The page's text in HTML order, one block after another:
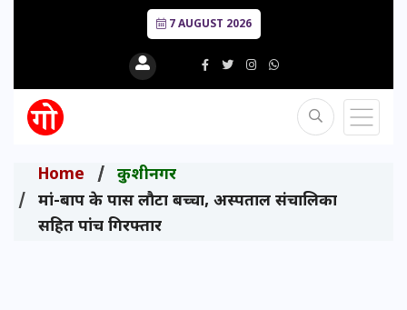
7 AUGUST 2026
Home
कुशीनगर
मां-बाप के पास लौटा बच्चा, अस्पताल संचालिका
सहित पांच गिरफ्तार